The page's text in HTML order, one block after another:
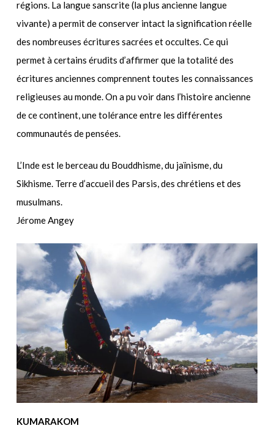
régions. La langue sanscrite (la plus ancienne langue
vivante) a permit de conserver intact la signification réelle
des nombreuses écritures sacrées et occultes. Ce qui
permet à certains érudits d’affirmer que la totalité des
écritures anciennes comprennent toutes les connaissances
religieuses au monde. On a pu voir dans l’histoire ancienne
de ce continent, une tolérance entre les différentes
communautés de pensées.
L’Inde est le berceau du Bouddhisme, du jaïnisme, du
Sikhisme. Terre d’accueil des Parsis, des chrétiens et des
musulmans.
Jérome Angey
KUMARAKOM